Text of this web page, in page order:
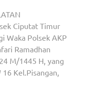
Ciputat Timur
Waka Polsek AKP
Ramadhan
M/1445 H, yang
16 Kel.Pisangan,